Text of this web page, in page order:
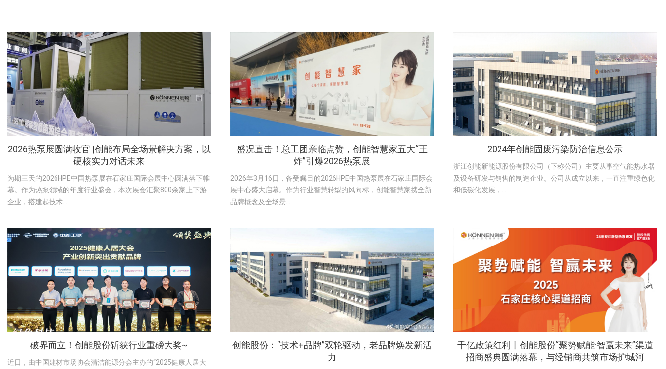
2026热泵展圆满收官 |创能布局全场景解决方案，以
硬核实力对话未来
为期三天的2026HPE中国热泵展在石家庄国际会展中心圆满落下帷
幕。作为热泵领域的年度行业盛会，本次展会汇聚800余家上下游
企业，搭建起技术...
盛况直击！总工团亲临点赞，创能智慧家五大“王
炸”引爆2026热泵展
2026年3月16日，备受瞩目的2026HPE中国热泵展在石家庄国际会
展中心盛大启幕。作为行业智慧转型的风向标，创能智慧家携全新
品牌概念及全场景...
2024年创能固废污染防治信息公示
浙江创能新能源股份有限公司（下称公司）主要从事空气能热水器
及设备研发与销售的制造企业。公司从成立以来，一直注重绿色化
和低碳化发展，...
破界而立！创能股份斩获行业重磅大奖~
近日，由中国建材市场协会清洁能源分会主办的“2025健康人居大
创能股份：“技术+品牌”双轮驱动，老品牌焕发新活
力
千亿政策红利丨创能股份“聚势赋能·智赢未来”渠道
招商盛典圆满落幕，与经销商共筑市场护城河